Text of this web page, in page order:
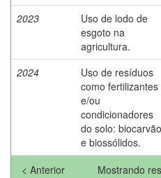
2023
Uso de lodo de
esgoto na
agricultura.
2024
Uso de resíduos
como fertilizantes
e/ou
condicionadores
do solo: biocarvão
e biossólidos.
Mostrando
< Anterior